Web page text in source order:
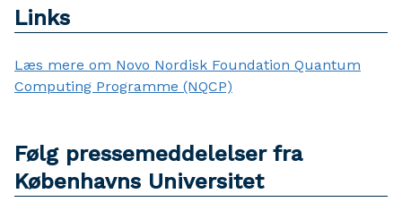
Links
Læs mere om Novo Nordisk Foundation Quantum
Computing Programme (NQCP)
Følg pressemeddelelser fra
Københavns Universitet